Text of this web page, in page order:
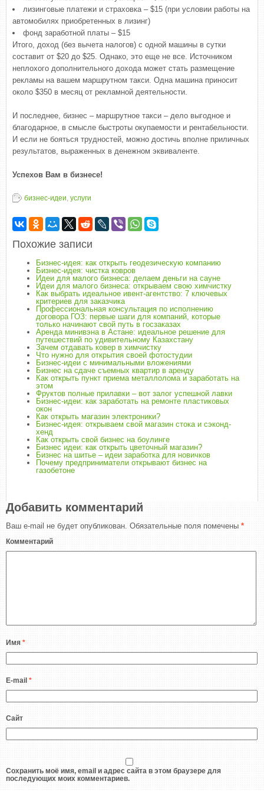
лизинговые платежи и страховка – $15 (при условии работы на
автомобилях приобретенных в лизинг)
фонд заработной платы – $15
Итого, доход (без вычета налогов) с одной машины в сутки
составит от $20 до $25. Однако, это еще не все. Источником
неплохого дополнительного дохода может стать размещение
рекламы на вашем маршрутном такси. Одна машина приносит
около $350 в месяц от рекламной деятельности.
И последнее, бизнес – маршрутное такси – дело выгодное и
благодарное, в смысле быстроты окупаемости и рентабельности.
И если не бояться трудностей, можно достичь вполне приличных
результатов, выраженных в денежном эквиваленте.
Успехов Вам в бизнесе!
бизнес-идеи, услуги
Похожие записи
Бизнес-идея: как открыть геодезическую компанию
Бизнес-идея: чистка ковров
Идеи для малого бизнеса: делаем деньги на сауне
Идеи для малого бизнеса: открываем свою химчистку
Как выбрать идеальное ивент-агентство: 7 ключевых
критериев для заказчика
Профессиональная консультация по исполнению
договора ГОЗ: первые шаги для компаний, которые
только начинают свой путь в госзаказах
Аренда минивэна в Астане: идеальное решение для
путешествий по удивительному Казахстану
Зачем отдавать ковер в химчистку
Что нужно для открытия своей фотостудии
Бизнес-идеи с минимальными вложениями
Бизнес на сдаче съемных квартир в аренду
Как открыть пункт приема металлолома и заработать на
этом
Фруктов полные прилавки – вот залог успешной лавки
Бизнес-идеи: как заработать на ремонте пластиковых
окон
Как открыть магазин электроники?
Бизнес-идея: открываем свой магазин стока и сэконд-
хенд
Как открыть свой бизнес на боулинге
Бизнес идеи: как открыть цветочный магазин?
Бизнес на шитье – идеи заработка для новичков
Почему предприниматели открывают бизнес на
газобетоне
Добавить комментарий
Ваш e-mail не будет опубликован. Обязательные поля помечены *
Комментарий
Имя *
E-mail *
Сайт
Сохранить моё имя, email и адрес сайта в этом браузере для
последующих моих комментариев.